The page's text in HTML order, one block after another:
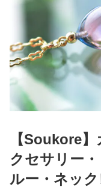
【Soukore
クセサリー
ルー・ネッ